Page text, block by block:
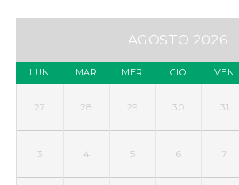
AGOSTO 2026
LUN MAR MER GIO VEN
27 28 29 30 31
3 4 5 6 7